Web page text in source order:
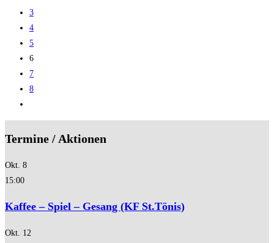
3
4
5
6
7
8
nächsten
Seite
Termine / Aktionen
Okt. 8
15:00
Kaffee – Spiel – Gesang (KF St.Tönis)
Okt. 12